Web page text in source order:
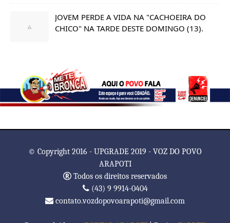
JOVEM PERDE A VIDA NA "CACHOEIRA DO
CHICO" NA TARDE DESTE DOMINGO (13).
© Copyright 2016 - UPGRADE 2019 - VOZ DO POVO
ARAPOTI
Todos os direitos reservados
(43) 9 9914-0404
contato.vozdopovoarapoti@gmail.com